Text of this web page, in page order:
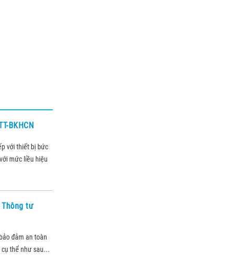
BKHCN
với thiết bị bức
mức liều hiệu
tư
đảm an toàn
thể như sau...